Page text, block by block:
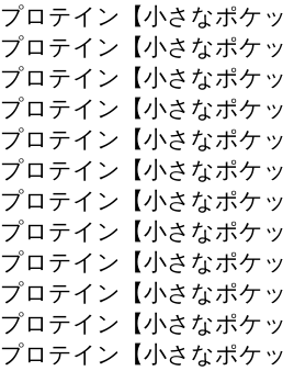
プロテイン【小さなポケッ
プロテイン【小さなポケ
プロテイン【小さなポケ
プロテイン【小さなポケ
プロテイン【小さなポケ
プロテイン【小さなポケ
プロテイン【小さなポケ
プロテイン【小さなポケ
プロテイン【小さなポケ
プロテイン【小さなポケ
プロテイン【小さなポケ
プロテイン【小さなポケ